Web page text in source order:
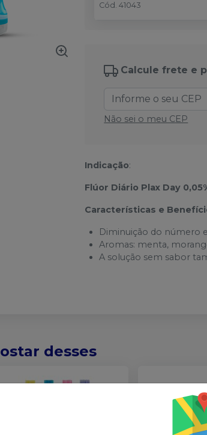
Cód.41043
Calcule frete e
Não sei o meu CEP
Indicação:
Flúor Diário Plax Day
Características e
Diminuição do número
Aromas: menta,
A solução sem sabor
desses